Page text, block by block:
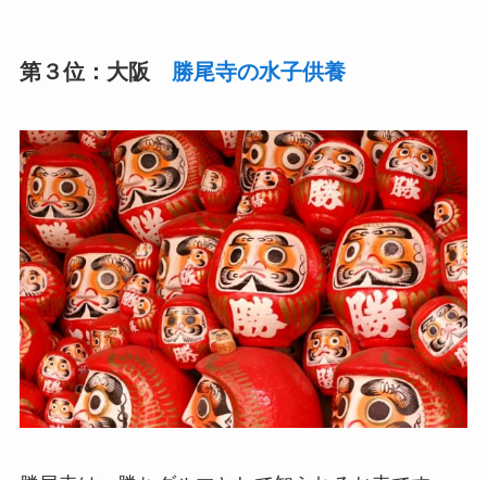
第３位：大阪 勝尾寺の水子供養